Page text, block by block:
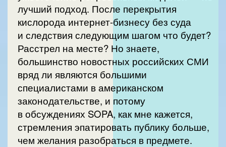
лучший подход. После перекрытия
кислорода интернет-бизнесу без суда
и следствия следующим шагом что будет?
Расстрел на месте? Но знаете,
большинство новостных российских СМИ
вряд ли являются большими
специалистами в американском
законодательстве, и потому
в обсуждениях SOPA, как мне кажется,
стремления эпатировать публику больше,
чем желания разобраться в предмете.